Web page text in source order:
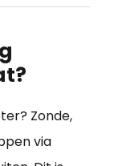
Zonde,
via